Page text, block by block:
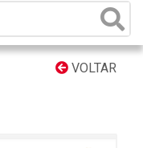
VOLTAR